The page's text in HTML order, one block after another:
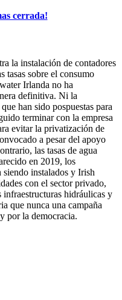
cerrada!
la instalación de contadores
tasas sobre el consumo
Irlanda no ha
definitiva. Ni la
han sido pospuestas para
terminar con la empresa
evitar la privatización de
a pesar del apoyo
las tasas de agua
en 2019, los
siendo instalados y Irish
con el sector privado,
infraestructuras hidráulicas y
que nunca una campaña
por la democracia.